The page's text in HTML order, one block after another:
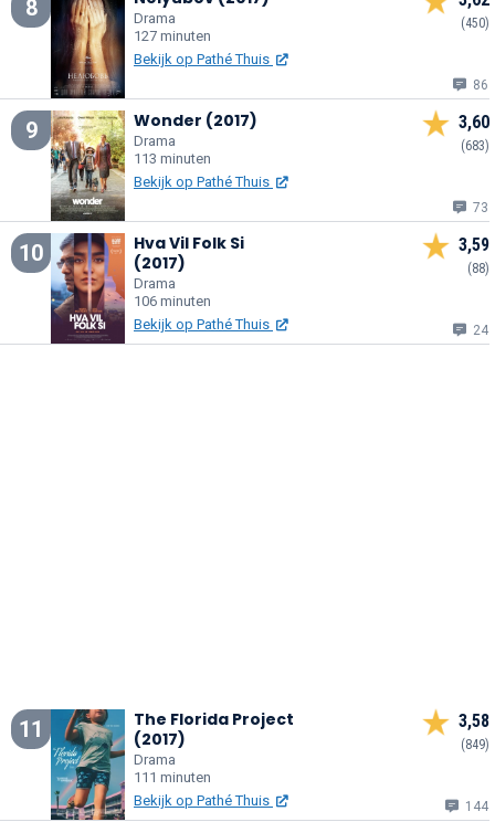
8
Drama
127 minuten
Bekijk op Pathé Thuis
(450)
86
9 Wonder (2017)
Drama
113 minuten
Bekijk op Pathé Thuis
3,60
(683)
73
10
Hva Vil Folk Si
(2017)
Drama
106 minuten
Bekijk op Pathé Thuis
3,59
(88)
24
11
The Florida Project
(2017)
Drama
111 minuten
Bekijk op Pathé Thuis
3,58
(849)
144